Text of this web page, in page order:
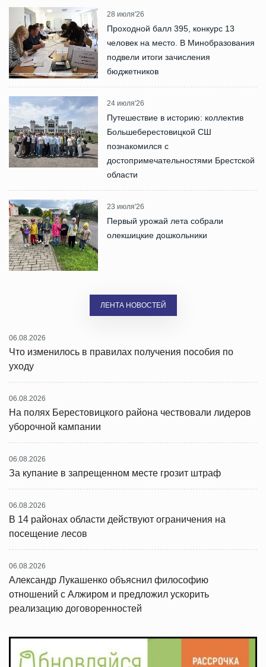
28 июля'26
Проходной балл 395, конкурс 13
человек на место. В Минобразования
подвели итоги зачисления
бюджетников
24 июля'26
Путешествие в историю: коллектив
Большеберестовицкой СШ
познакомился с
достопримечательностями Брестской
области
23 июля'26
Первый урожай лета собрали
олекшицкие дошкольники
ЛЕНТА НОВОСТЕЙ
06.08.2026
Что изменилось в правилах получения пособия по
уходу
06.08.2026
На полях Берестовицкого района чествовали лидеров
уборочной кампании
06.08.2026
За купание в запрещенном месте грозит штраф
06.08.2026
В 14 районах области действуют ограничения на
посещение лесов
06.08.2026
Александр Лукашенко объяснил философию
отношений с Алжиром и предложил ускорить
реализацию договоренностей